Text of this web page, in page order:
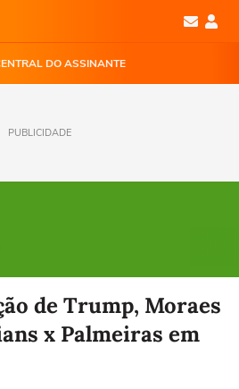
DO ASSINANTE
PUBLICIDADE
as notícias
de Trump, Moraes
x Palmeiras em